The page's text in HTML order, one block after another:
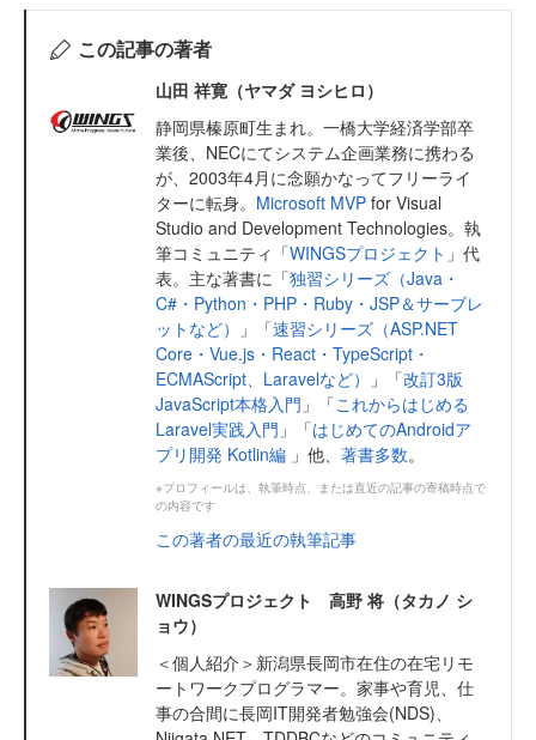
この記事の著者
山田 祥寛（ヤマダ ヨシヒロ）
静岡県榛原町生まれ。一橋大学経済学部卒
業後、NECにてシステム企画業務に携わる
が、2003年4月に念願かなってフリーライ
ターに転身。 Microsoft MVP for Visual
Studio and Development Technologies。執
筆コミュニティ「WINGSプロジェクト 」代
表。主な著書に「独習シリーズ（Java・
C#・Python・PHP・Ruby・JSP＆サーブレ
ットなど）
」「速習シリーズ（ASP.NET
Core・Vue.js・React・TypeScript・
ECMAScript、Laravelなど）
」「改訂3版
JavaScript本格入門 」「これからはじめる
Laravel実践入門 」「はじめてのAndroidア
プリ開発 Kotlin編 」他、 著書多数。
※プロフィールは、執筆時点、または直近の記事の寄稿時点で
の内容です
この著者の最近の執筆記事
WINGSプロジェクト 高野 将（タカノ シ
ョウ）
＜個人紹介＞新潟県長岡市在住の在宅リモ
ートワークプログラマー。家事や育児、仕
事の合間に長岡IT開発者勉強会(NDS)、